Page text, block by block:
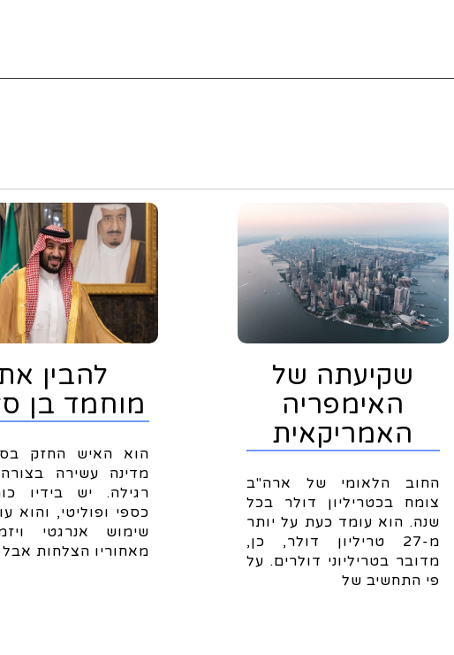
להבין
מוחמד בן
הוא האיש החזק
מדינה עשירה
רגילה. יש בידיו
כספי ופוליטי, והוא
שימוש אנרגטי
מאחוריו הצלחות אבל
שקיעתה של
האימפריה
האמריקאית
החוב הלאומי של ארה"ב
צומח בכטריליון דולר בכל
שנה. הוא עומד כעת על יותר
מ-27 טריליון דולר, כן,
מדובר בטריליוני דולרים. על
פי התחשיב של